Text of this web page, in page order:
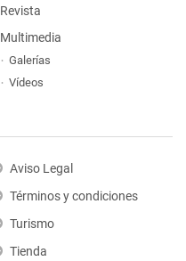
Revista
Multimedia
Galerías
Vídeos
Aviso Legal
Términos y condiciones
Turismo
Tienda